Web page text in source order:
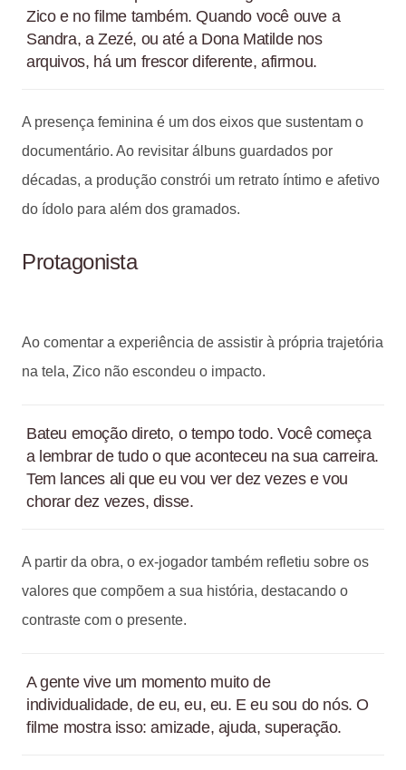
Zico e no filme também. Quando você ouve a
Sandra, a Zezé, ou até a Dona Matilde nos
arquivos, há um frescor diferente, afirmou.
A presença feminina é um dos eixos que sustentam o
documentário. Ao revisitar álbuns guardados por
décadas, a produção constrói um retrato íntimo e afetivo
do ídolo para além dos gramados.
Protagonista
Ao comentar a experiência de assistir à própria trajetória
na tela, Zico não escondeu o impacto.
Bateu emoção direto, o tempo todo. Você começa
a lembrar de tudo o que aconteceu na sua carreira.
Tem lances ali que eu vou ver dez vezes e vou
chorar dez vezes, disse.
A partir da obra, o ex-jogador também refletiu sobre os
valores que compõem a sua história, destacando o
contraste com o presente.
A gente vive um momento muito de
individualidade, de eu, eu, eu. E eu sou do nós. O
filme mostra isso: amizade, ajuda, superação.